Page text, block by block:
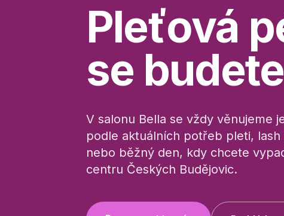
Pleťová
se budete
V salonu Bella se vždy věnujeme
podle aktuálních potřeb pleti,
nebo běžný den, kdy chcete
centru Českých Budějovic.